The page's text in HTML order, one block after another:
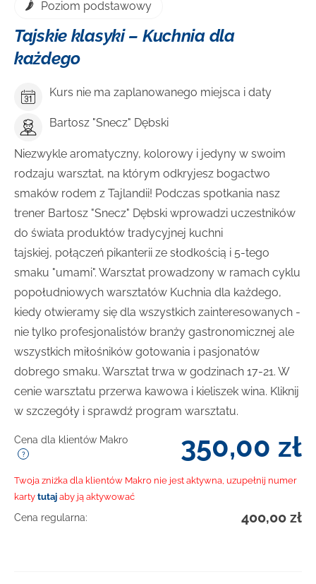
Poziom podstawowy
Tajskie klasyki – Kuchnia dla
każdego
Kurs nie ma zaplanowanego miejsca i daty
Bartosz "Snecz" Dębski
Niezwykle aromatyczny, kolorowy i jedyny w swoim
rodzaju warsztat, na którym odkryjesz bogactwo
smaków rodem z Tajlandii! Podczas spotkania nasz
trener Bartosz "Snecz" Dębski wprowadzi uczestników
do świata produktów tradycyjnej kuchni
tajskiej, połączeń pikanterii ze słodkością i 5-tego
smaku "umami". Warsztat prowadzony w ramach cyklu
popołudniowych warsztatów Kuchnia dla każdego,
kiedy otwieramy się dla wszystkich zainteresowanych -
nie tylko profesjonalistów branży gastronomicznej ale
wszystkich miłośników gotowania i pasjonatów
dobrego smaku. Warsztat trwa w godzinach 17-21. W
cenie warsztatu przerwa kawowa i kieliszek wina. Kliknij
w szczegóły i sprawdź program warsztatu.
Cena dla klientów Makro 350,00 zł
Twoja zniżka dla klientów Makro nie jest aktywna, uzupełnij numer
karty tutaj aby ją aktywować
Cena regularna: 400,00 zł